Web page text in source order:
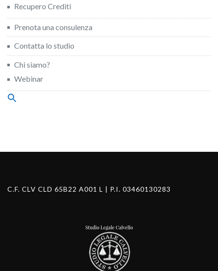
Recupero Crediti
Prenota una consulenza
Contatta lo studio
Chi siamo?
Webinar
Search
C.F. CLV CLD 65B22 A001 L | P.I. 03460130283